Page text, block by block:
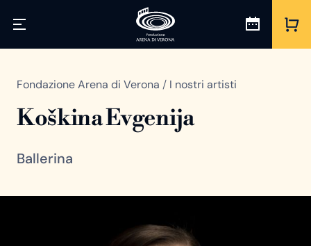
Fondazione Arena di Verona / I nostri artisti
Koškina Evgenija
Ballerina